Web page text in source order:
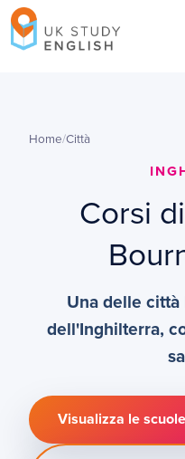
Home/Città
Corsi
Una delle città
dell'Inghilterra,
Visualizza le